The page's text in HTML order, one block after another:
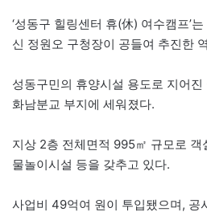
‘성동구 힐링센터 휴(休) 여수캠프’
신 정원오 구청장이 공들여 추진한
성동구민의 휴양시설 용도로 지어
화남분교 부지에 세워졌다.
지상 2층 전체면적 995㎡ 규모로 객
물놀이시설 등을 갖추고 있다.
사업비 49억여 원이 투입됐으며, 공